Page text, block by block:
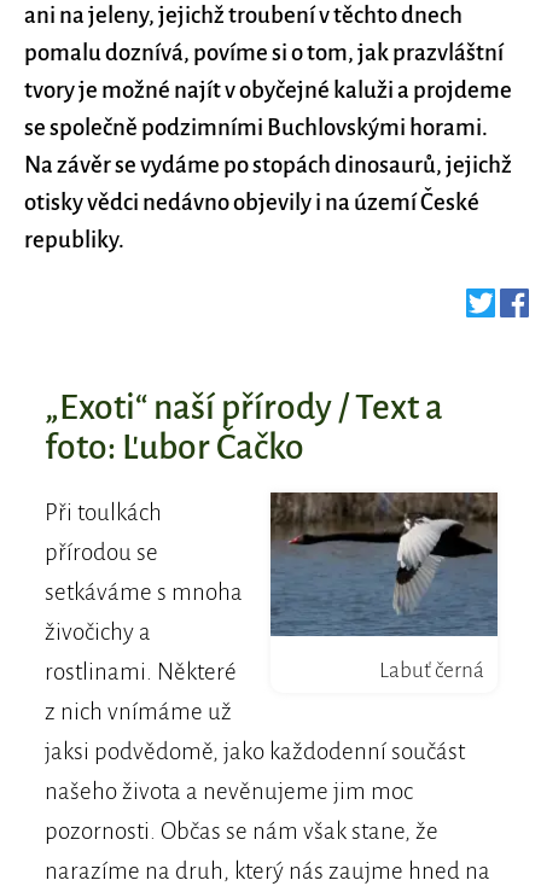
ani na jeleny, jejichž troubení v těchto dnech
pomalu doznívá, povíme si o tom, jak prazvláštní
tvory je možné najít v obyčejné kaluži a projdeme
se společně podzimními Buchlovskými horami.
Na závěr se vydáme po stopách dinosaurů, jejichž
otisky vědci nedávno objevily i na území České
republiky.
„Exoti“ naší přírody / Text a
foto: Ľubor Čačko
Labuť černá
Při toulkách
přírodou se
setkáváme s mnoha
živočichy a
rostlinami. Některé
z nich vnímáme už
jaksi podvědomě, jako každodenní součást
našeho života a nevěnujeme jim moc
pozornosti. Občas se nám však stane, že
narazíme na druh, který nás zaujme hned na